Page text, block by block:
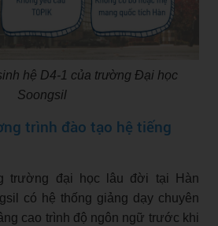
hệ D4-1 của trường Đại học
Soongsil
trình đào tạo hệ tiếng
trường đại học lâu đời tại Hàn
có hệ thống giảng dạy chuyên
cao trình độ ngôn ngữ trước khi